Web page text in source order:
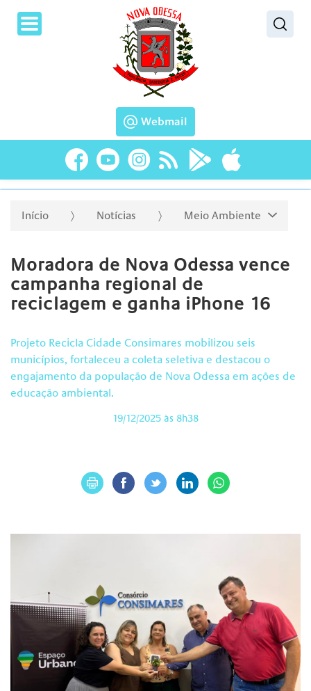
Webmail
Início Notícias Meio Ambiente
Moradora de Nova Odessa vence
campanha regional de
reciclagem e ganha iPhone 16
Projeto Recicla Cidade Consimares mobilizou seis
municípios, fortaleceu a coleta seletiva e destacou o
engajamento da população de Nova Odessa em ações de
educação ambiental.
19/12/2025 às 8h38